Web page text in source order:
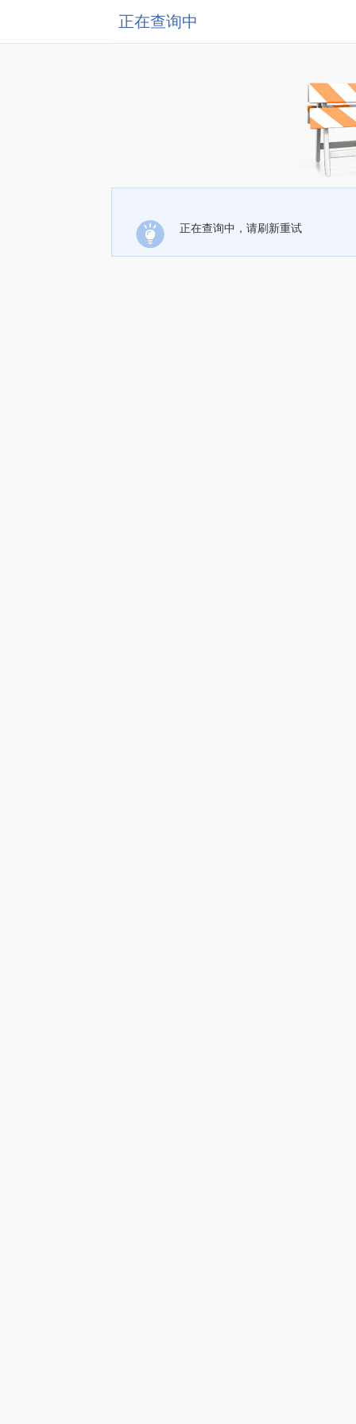
正在查询中
正在查询中，请刷新重试